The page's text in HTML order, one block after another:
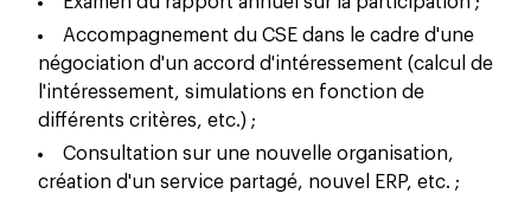
Accompagnement du CSE dans le cadre d'une
négociation d'un accord d'intéressement (calcul de
l'intéressement, simulations en fonction de
différents critères, etc.) ;
Consultation sur une nouvelle organisation,
création d'un service partagé, nouvel ERP, etc. ;